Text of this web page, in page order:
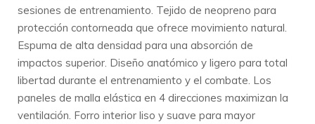
sesiones de entrenamiento. Tejido de neopreno para
protección contorneada que ofrece movimiento natural.
Espuma de alta densidad para una absorción de
impactos superior. Diseño anatómico y ligero para total
libertad durante el entrenamiento y el combate. Los
paneles de malla elástica en 4 direcciones maximizan la
ventilación. Forro interior liso y suave para mayor